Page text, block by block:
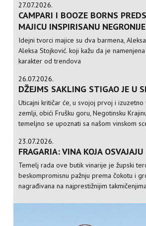
27.07.2026.
CAMPARI I BOOZE BORNS
MAJICU INSPIRISANU
Idejni tvorci majice su dva barmena,
Aleksa Stojković. koji kažu da je
karakter od trendova
26.07.2026.
DŽEJMS SAKLING STIGAO JE U
Uticajni kritičar će, u svojoj prvoj i izuzetno
zemlji, obići Frušku goru, Negotinsku
temeljno se upoznati sa našom vinskom
23.07.2026.
FRAGARIA: VINA KOJA OSVAJAJU
Temelj rada ove butik vinarije je župski
beskompromisnu pažnju prema čokotu i
nagrađivana na najprestižnijim takmičenjima